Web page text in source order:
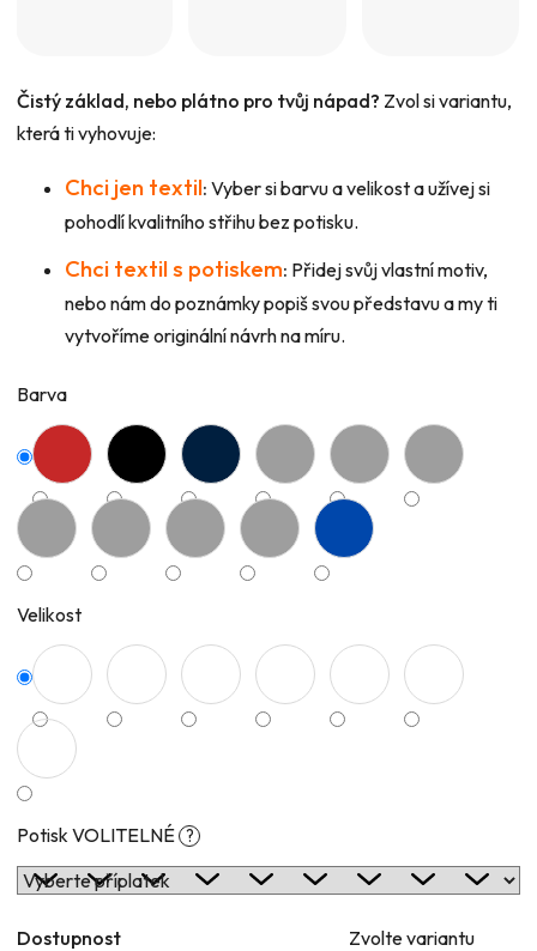
Čistý základ, nebo plátno pro tvůj nápad? Zvol si variantu,
která ti vyhovuje:
Chci jen textil: Vyber si barvu a velikost a užívej si
pohodlí kvalitního střihu bez potisku.
Chci textil s potiskem: Přidej svůj vlastní motiv,
nebo nám do poznámky popiš svou představu a my ti
vytvoříme originální návrh na míru.
Barva
Velikost
Potisk VOLITELNÉ ?
Dostupnost
Zvolte variantu